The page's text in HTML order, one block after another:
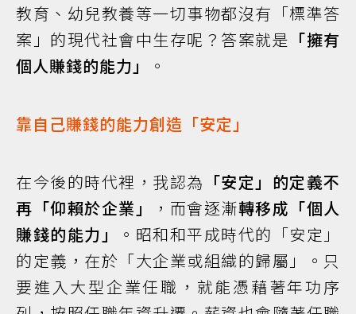
教育、幼兒教養等一切事物都沒有「標準答
案」的現代社會中生存呢？答案就是 「擁有
個人賺錢的能力」
。
靠自己賺錢的能力創造「安定」
在今後的時代裡，我認為 「安定」的定義不
再「仰賴於企業」
，而會逐漸轉移成「個人
賺錢的能力」
。昭和和平成時代的「安定」
的定義，在於「大企業或組織的歸屬」。只
要進入大型企業任職，就能憑藉著年功序